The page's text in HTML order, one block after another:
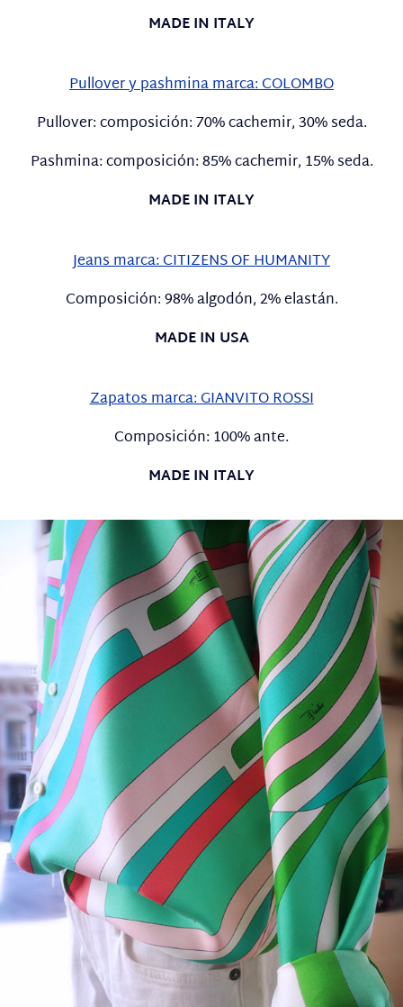
MADE IN ITALY
Pullover y pashmina marca: COLOMBO
Pullover: composición: 70% cachemir, 30% seda.
Pashmina: composición: 85% cachemir, 15% seda.
MADE IN ITALY
Jeans marca: CITIZENS OF HUMANITY
Composición: 98% algodón, 2% elastán.
MADE IN USA
Zapatos marca: GIANVITO ROSSI
Composición: 100% ante.
MADE IN ITALY